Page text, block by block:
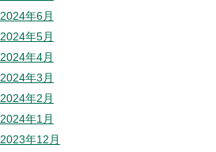
2024年6月
2024年5月
2024年4月
2024年3月
2024年2月
2024年1月
2023年12月